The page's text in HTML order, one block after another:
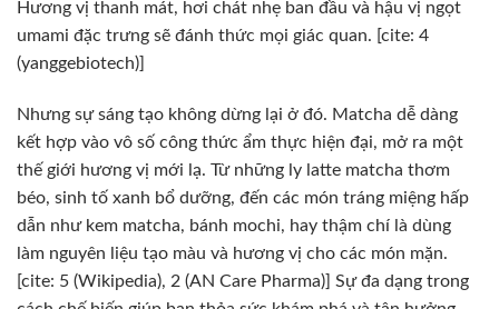
Hương vị thanh mát, hơi chát nhẹ ban đầu và hậu vị ngọt
umami đặc trưng sẽ đánh thức mọi giác quan. [cite: 4
(yanggebiotech)]
Nhưng sự sáng tạo không dừng lại ở đó. Matcha dễ dàng
kết hợp vào vô số công thức ẩm thực hiện đại, mở ra một
thế giới hương vị mới lạ. Từ những ly latte matcha thơm
béo, sinh tố xanh bổ dưỡng, đến các món tráng miệng hấp
dẫn như kem matcha, bánh mochi, hay thậm chí là dùng
làm nguyên liệu tạo màu và hương vị cho các món mặn.
[cite: 5 (Wikipedia), 2 (AN Care Pharma)] Sự đa dạng trong